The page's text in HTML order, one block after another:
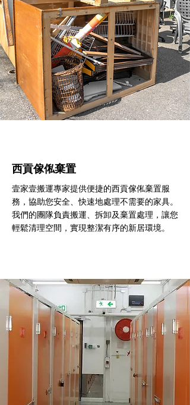
西貢傢俬棄置
壹家壹搬運專家提供便捷的西貢傢俬棄置服
務，協助您安全、快速地處理不需要的家具。
我們的團隊負責搬運、拆卸及棄置處理，讓您
輕鬆清理空間，實現整潔有序的新居環境。